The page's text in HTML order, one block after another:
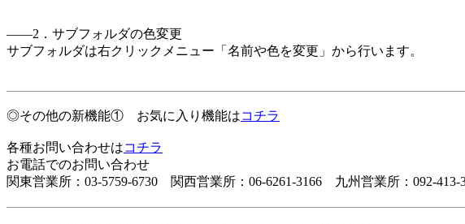
――2．サブフォルダの色変更
サブフォルダは右クリックメニュー「名前や色を変更」から行います。
◎その他の新機能① お気に入り機能はコチラ
各種お問い合わせはコチラ
お電話でのお問い合わせ
関東営業所：03-5759-6730 関西営業所：06-6261-3166 九州営業所：092-413-